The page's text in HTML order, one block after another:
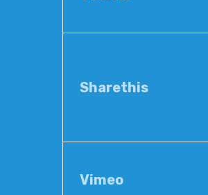
Sharethis
Vimeo